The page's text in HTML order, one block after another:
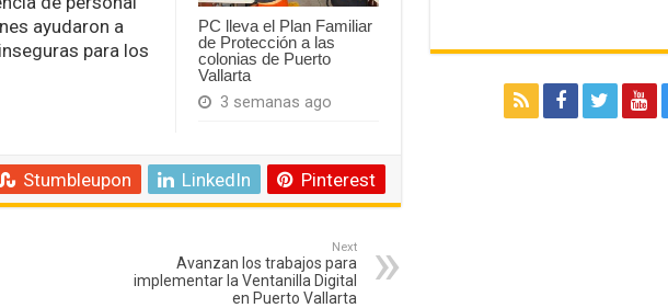
PC lleva el Plan Familiar
de Protección a las
colonias de Puerto
Vallarta
3 semanas ago
ayudaron a
para los
Stumbleupon LinkedIn Pinterest
Next
Avanzan los trabajos para
implementar la Ventanilla Digital
en Puerto Vallarta